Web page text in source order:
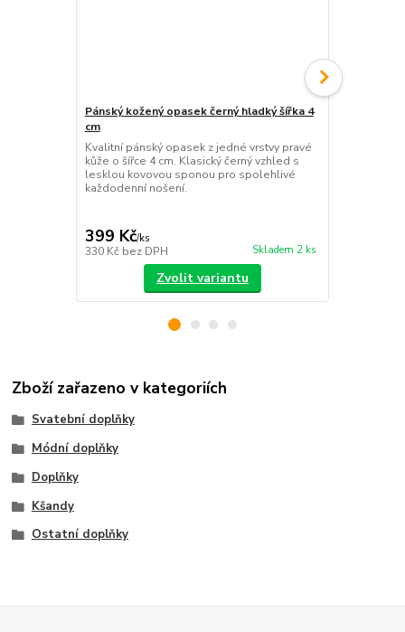
Pánský kožený opasek černý hladký šířka 4
cm
Kvalitní pánský opasek z jedné vrstvy pravé
kůže o šířce 4 cm. Klasický černý vzhled s
lesklou kovovou sponou pro spolehlivé
každodenní nošení.
399 Kč/ks
330 Kč bez DPH Skladem 2 ks
Zvolit variantu
Zboží zařazeno v kategoriích
Svatební doplňky
Módní doplňky
Doplňky
Kšandy
Ostatní doplňky